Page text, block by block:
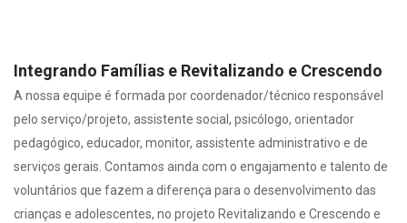
Integrando Famílias e Revitalizando e Crescendo
A nossa equipe é formada por coordenador/técnico responsável
pelo serviço/projeto, assistente social, psicólogo, orientador
pedagógico, educador, monitor, assistente administrativo e de
serviços gerais. Contamos ainda com o engajamento e talento de
voluntários que fazem a diferença para o desenvolvimento das
crianças e adolescentes, no projeto Revitalizando e Crescendo e